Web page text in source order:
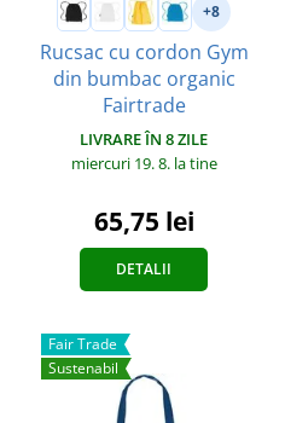
+8
Rucsac cu cordon Gym
din bumbac organic
Fairtrade
LIVRARE ÎN 8 ZILE
miercuri 19. 8. la tine
65,75 lei
DETALII
Fair Trade
Sustenabil